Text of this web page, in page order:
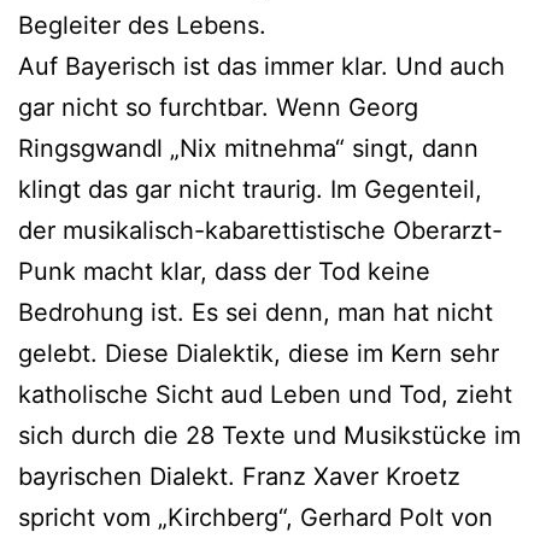
Begleiter des Lebens.
Auf Bayerisch ist das immer klar. Und auch
gar nicht so furchtbar. Wenn Georg
Ringsgwandl „Nix mitnehma“ singt, dann
klingt das gar nicht traurig. Im Gegenteil,
der musikalisch-kabarettistische Oberarzt-
Punk macht klar, dass der Tod keine
Bedrohung ist. Es sei denn, man hat nicht
gelebt. Diese Dialektik, diese im Kern sehr
katholische Sicht aud Leben und Tod, zieht
sich durch die 28 Texte und Musikstücke im
bayrischen Dialekt. Franz Xaver Kroetz
spricht vom „Kirchberg“, Gerhard Polt von